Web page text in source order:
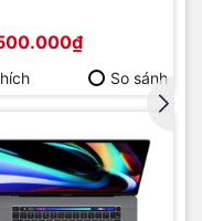
C Thunderbolt 3 và
lên đến 40Gb/s. Hỗ
với 5G cho phép truy
So sánh